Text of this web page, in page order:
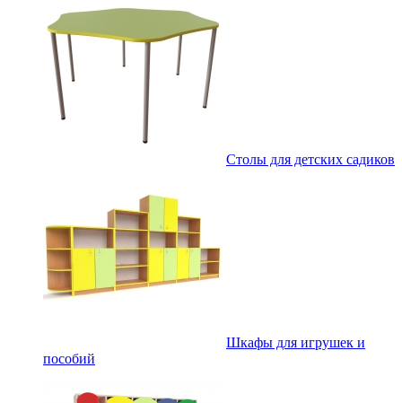
Столы для детских садиков
Шкафы для игрушек и
пособий